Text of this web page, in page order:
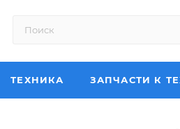
ТЕХНИКА ЗАПЧАСТИ К